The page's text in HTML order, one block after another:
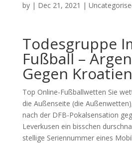
by | Dec 21, 2021 |
Todesgruppe
Fußball –
Gegen Kroatien
Top Online-Fußballwetten Sie
die Außenseite (die
nach der DFB-Pokalsensation
Leverkusen ein bisschen
stellige Seriennummer eines